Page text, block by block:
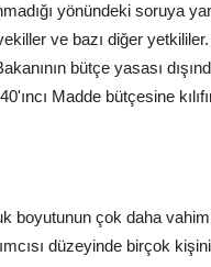
yönündeki soruya
ve bazı diğer
bütçe yasası
Madde bütçesine
boyutunun çok daha
düzeyinde birçok